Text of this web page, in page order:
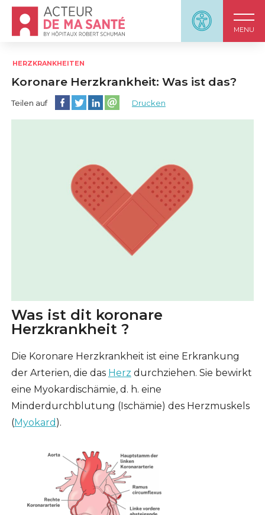
Panneau
MENU
Accueil - Acteur de ma santé, by HôpitauxRobert
HERZKRANKHEITEN
Koronare Herzkrankheit: Was ist das?
Teilen auf Diese Seite auf Facebook teilen
Diese Seite auf Twitter teilen
Diese Seite auf LinkedIn teilen
Partager cette page sur email
Drucken
Was ist dit koronare
Herzkrankheit ?
Die Koronare Herzkrankheit ist eine Erkrankung
der Arterien, die das Herz durchziehen. Sie bewirkt
eine Myokardischämie, d. h. eine
Minderdurchblutung (Ischämie) des Herzmuskels
(Myokard ).